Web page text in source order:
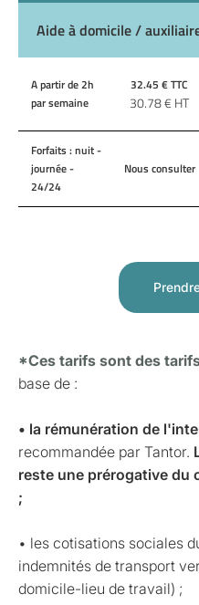
Aide à domicile /
A partir de 2h
par semaine
32.45 € TTC
30.78€ HT
Forfaits : nuit -
journée -
24/24
Nous consulter
*Ces tarifs sont des
base de :
• la rémunération de
recommandée par Tantor.
reste une prérogative du
;
• les cotisations sociales
indemnités de transport
domicile-lieu de travail) ;